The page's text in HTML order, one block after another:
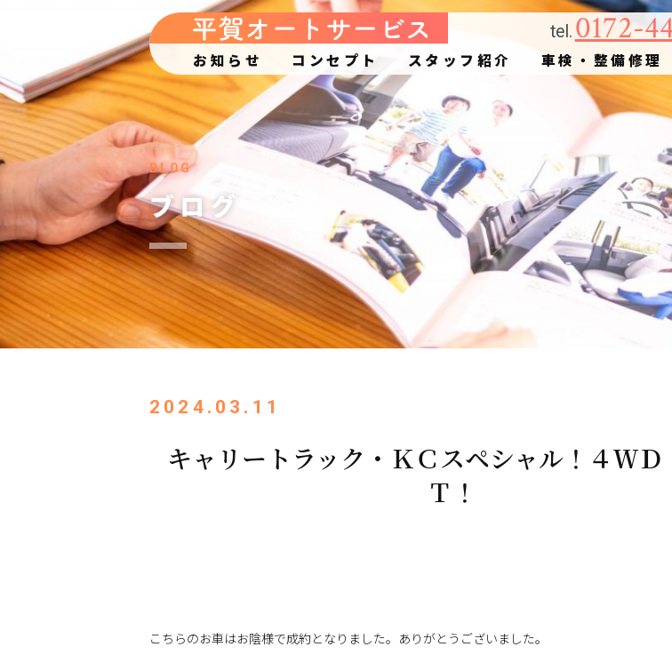
お知らせ コンセプト スタッフ紹介 車検・整備修理
tel. 0172-
BLOG
ブログ
2024.03.11
キャリートラック・ＫＣスペシャル！４ＷＤ
Ｔ！
こちらのお車はお陰様で成約となりました。ありがとうございました。